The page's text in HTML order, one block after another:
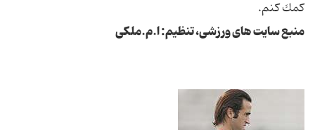
كمك كنم.
منبع سایت های ورزشی، تنظیم: ا.م.ملکی